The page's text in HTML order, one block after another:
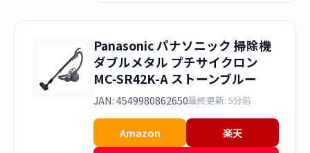
Panasonic パナソニック 掃除機
ダブルメタル プチサイクロン
MC-SR42K-A ストーンブルー
JAN: 4549980862650最終更新: 5分前
Amazon
楽天